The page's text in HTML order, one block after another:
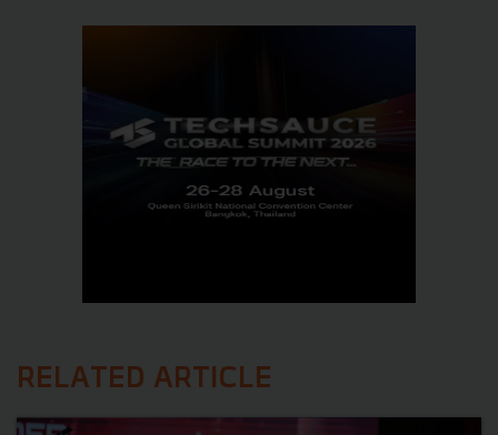
RELATED ARTICLE